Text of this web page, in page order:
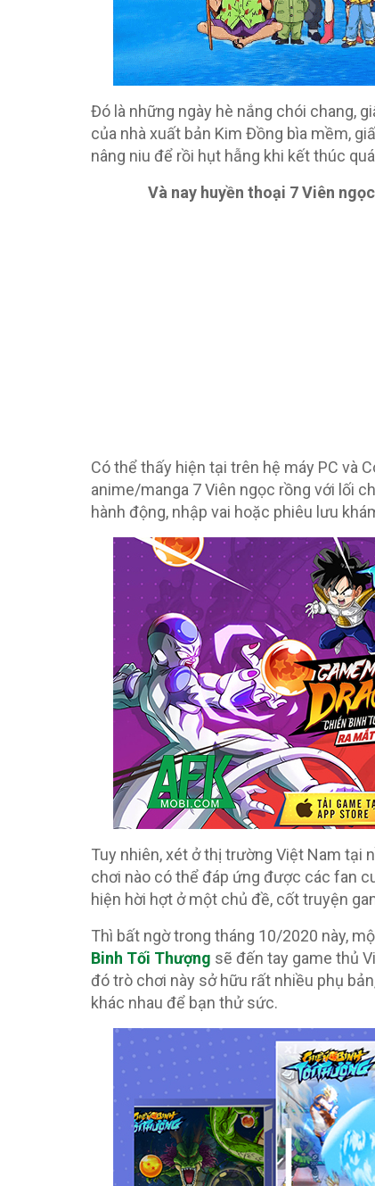
Đó là những ngày hè nắng chói chang,
của nhà xuất bản Kim Đồng bìa mềm,
nâng niu để rồi hụt hẫng khi kết thúc
Và nay huyền thoại 7 Viên
Có thể thấy hiện tại trên hệ máy PC và
anime/manga 7 Viên ngọc rồng với lối
hành động, nhập vai hoặc phiêu lưu
Tuy nhiên, xét ở thị trường Việt Nam tại
chơi nào có thể đáp ứng được các fan
hiện hời hợt ở một chủ đề, cốt truyện
Thì bất ngờ trong tháng 10/2020 này,
Binh Tối Thượng sẽ đến tay game thủ
đó trò chơi này sở hữu rất nhiều phụ
khác nhau để bạn thử sức.